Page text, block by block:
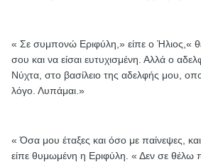
« Σε συμπονώ Εριφύλη,» είπε ο Ήλιος,«
σου και να είσαι ευτυχισμένη. Αλλά ο
Νύχτα, στο βασίλειο της αδελφής μου,
λόγο. Λυπάμαι.»
« Όσα μου έταξες και όσο με παίνεψες,
είπε θυμωμένη η Εριφύλη. « Δεν σε θέλω